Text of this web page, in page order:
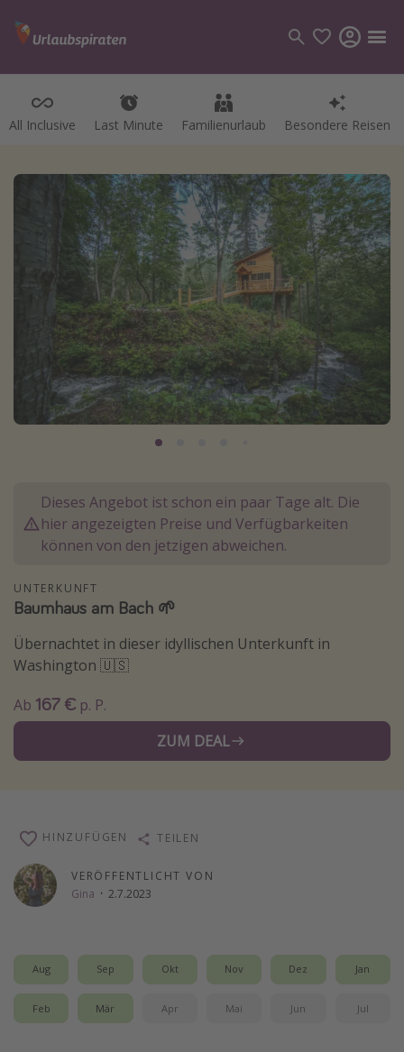
All Inclusive Last Minute Familienurlaub Besondere Reisen
Kategorien
Pauschalreisen
Kreuzfahrten
Reiseziele
Alle Reiseziele
Bodensee Urlaub
Gozo Urlaub
Normandie Urlaub
Kefalonia Urlaub
Krabi Urlaub
Sri Lanka Rundreise
Alle Reisethemen
Wochenendtrip
Singlereisen
Strandurlaub
Hotels in Amsterdam
Hotels am Achensee
Dieses Angebot ist schon ein paar Tage alt. Die
hier angezeigten Preise und Verfügbarkeiten
können von den jetzigen abweichen.
UNTERKUNFT
Baumhaus am Bach 🌱
Übernachtet in dieser idyllischen Unterkunft in
Washington 🇺🇸
Ab 167 € p. P.
ZUM DEAL
VERÖFFENTLICHT VON
Gina · 2.7.2023
HINZUFÜGEN TEILEN
Aug Sep Okt Nov Dez Jan
Feb Mär Apr Mai Jun Jul